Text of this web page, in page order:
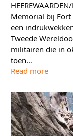
Memorial bij Fort
een
Tweede
militairen die in
toen…
Read more